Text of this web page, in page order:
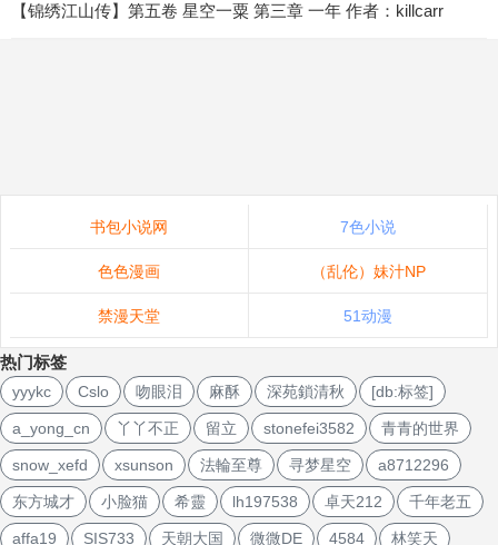
【锦绣江山传】第五卷 星空一粟 第三章 一年 作者：killcarr
书包小说网 7色小说
色色漫画 （乱伦）妹汁NP
禁漫天堂 51动漫
热门标签
yyykc Cslo 吻眼泪 麻酥 深苑鎖清秋 [db:标签]
a_yong_cn 丫丫不正 留立 stonefei3582 青青的世界
snow_xefd xsunson 法輪至尊 寻梦星空 a8712296
东方城才 小脸猫 希靈 lh197538 卓天212 千年老五
affa19 SIS733 天朝大国 微微DE 4584 林笑天